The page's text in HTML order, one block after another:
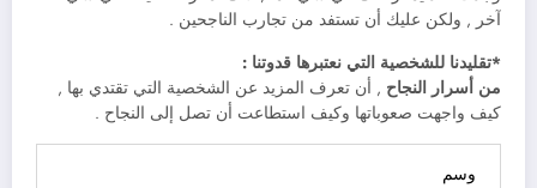
آخر , ولكن عليك أن تستفد من تجارب الناجحين .
*تقليدنا للشخصية التي نعتبرها قدوتنا :
من أسرار النجاح , أن تعرف المزيد عن الشخصية التي تقتدي بها ,
كيف واجهت صعوباتها وكيف استطاعت أن تصل إلى النجاح .
وسم